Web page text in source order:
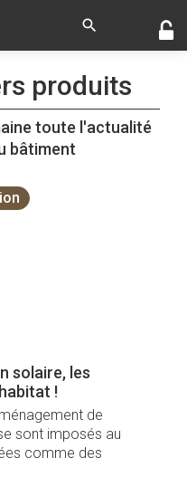
produits
toute l'actualité
bâtiment
solaire, les
!
de
sont imposés au
comme des
confort.